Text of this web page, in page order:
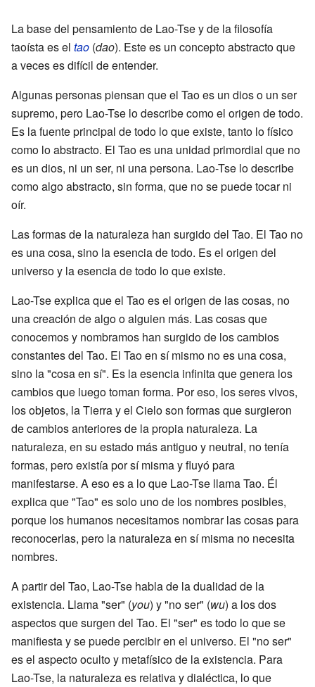
La base del pensamiento de Lao-Tse y de la filosofía
taoísta es el tao (dao). Este es un concepto abstracto que
a veces es difícil de entender.
Algunas personas piensan que el Tao es un dios o un ser
supremo, pero Lao-Tse lo describe como el origen de todo.
Es la fuente principal de todo lo que existe, tanto lo físico
como lo abstracto. El Tao es una unidad primordial que no
es un dios, ni un ser, ni una persona. Lao-Tse lo describe
como algo abstracto, sin forma, que no se puede tocar ni
oír.
Las formas de la naturaleza han surgido del Tao. El Tao no
es una cosa, sino la esencia de todo. Es el origen del
universo y la esencia de todo lo que existe.
Lao-Tse explica que el Tao es el origen de las cosas, no
una creación de algo o alguien más. Las cosas que
conocemos y nombramos han surgido de los cambios
constantes del Tao. El Tao en sí mismo no es una cosa,
sino la "cosa en sí". Es la esencia infinita que genera los
cambios que luego toman forma. Por eso, los seres vivos,
los objetos, la Tierra y el Cielo son formas que surgieron
de cambios anteriores de la propia naturaleza. La
naturaleza, en su estado más antiguo y neutral, no tenía
formas, pero existía por sí misma y fluyó para
manifestarse. A eso es a lo que Lao-Tse llama Tao. Él
explica que "Tao" es solo uno de los nombres posibles,
porque los humanos necesitamos nombrar las cosas para
reconocerlas, pero la naturaleza en sí misma no necesita
nombres.
A partir del Tao, Lao-Tse habla de la dualidad de la
existencia. Llama "ser" (you) y "no ser" (wu) a los dos
aspectos que surgen del Tao. El "ser" es todo lo que se
manifiesta y se puede percibir en el universo. El "no ser"
es el aspecto oculto y metafísico de la existencia. Para
Lao-Tse, la naturaleza es relativa y dialéctica, lo que